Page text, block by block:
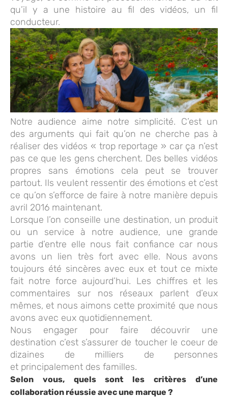
qu’il y a une histoire au fil des vidéos, un fil
conducteur.
Notre audience aime notre simplicité. C’est un
des arguments qui fait qu’on ne cherche pas à
réaliser des vidéos « trop reportage » car ça n’est
pas ce que les gens cherchent. Des belles vidéos
propres sans émotions cela peut se trouver
partout. Ils veulent ressentir des émotions et c’est
ce qu’on s’efforce de faire à notre manière depuis
avril 2016 maintenant.
Lorsque l’on conseille une destination, un produit
ou un service à notre audience, une grande
partie d’entre elle nous fait confiance car nous
avons un lien très fort avec elle. Nous avons
toujours été sincères avec eux et tout ce mixte
fait notre force aujourd’hui. Les chiffres et les
commentaires sur nos réseaux parlent d’eux
mêmes, et nous aimons cette proximité que nous
avons avec eux quotidiennement.
Nous engager pour faire découvrir une
destination c’est s’assurer de toucher le coeur de
dizaines de milliers de personnes
et principalement des familles.
Selon vous, quels sont les critères d’une
collaboration réussie avec une marque ?